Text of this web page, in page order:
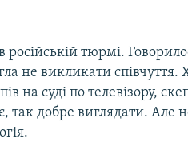
російській тюрмі.
не викликати співчуття.
на суді по телевізору,
так добре виглядати. Але